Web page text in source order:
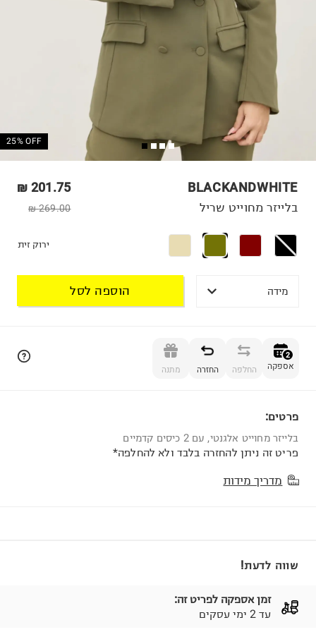
25% OFF
BLACKANDWHITE
201.75 ₪
269.00 ₪ בלייזר מחוייט שריל
ירוק זית
מידה הוספה לסל
2
אספקה החלפה החזרה מתנה
פרטים:
בלייזר מחוייט אלגנטי, עם 2 כיסים קדמיים
פריט זה ניתן להחזרה בלבד ולא להחלפה*
מדריך מידות
שווה לדעת!
זמן אספקה לפריט זה:
עד 2 ימי עסקים